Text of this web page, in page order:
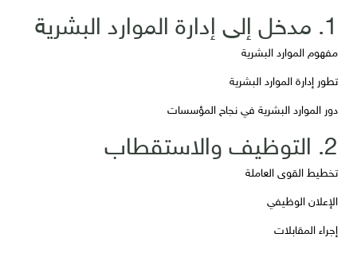
1. مدخل إلى إدارة الموارد البشرية
مفهوم الموارد البشرية
تطور إدارة الموارد البشرية
دور الموارد البشرية في نجاح المؤسسات
2. التوظيف والاستقطاب
تخطيط القوى العاملة
الإعلان الوظيفي
إجراء المقابلات